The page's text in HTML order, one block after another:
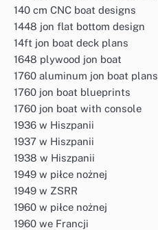
140 cm CNC boat designs
1448 jon flat bottom design
14ft jon boat deck plans
1648 plywood jon boat
1760 aluminum jon boat plans
1760 jon boat blueprints
1760 jon boat with console
1936 w Hiszpanii
1937 w Hiszpanii
1938 w Hiszpanii
1949 w piłce nożnej
1949 w ZSRR
1960 w piłce nożnej
1960 we Francji